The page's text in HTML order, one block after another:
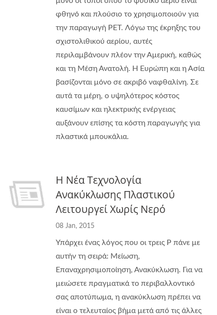
φθηνό και πλούσιο το χρησιμοποιούν για
την παραγωγή PET. Λόγω της έκρηξης του
σχιστολιθικού αερίου, αυτές
περιλαμβάνουν πλέον την Αμερική, καθώς
και τη Μέση Ανατολή. Η Ευρώπη και η Ασία
βασίζονται μόνο σε ακριβό ναφθαλίνη. Σε
αυτά τα μέρη, ο υψηλότερος κόστος
καυσίμων και ηλεκτρικής ενέργειας
αυξάνουν επίσης τα κόστη παραγωγής για
πλαστικά μπουκάλια.
Η Νέα Τεχνολογία
Ανακύκλωσης Πλαστικού
Λειτουργεί Χωρίς Νερό
08 Jan, 2015
Υπάρχει ένας λόγος που οι τρεις Ρ πάνε με
αυτήν τη σειρά: Μείωση,
Επαναχρησιμοποίηση, Ανακύκλωση. Για να
μειώσετε πραγματικά το περιβαλλοντικό
σας αποτύπωμα, η ανακύκλωση πρέπει να
είναι ο τελευταίος βήμα μετά από τις άλλες